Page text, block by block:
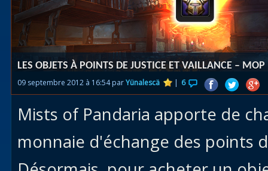
Races
alliées
des îles
LES OBJETS À POINTS DE JUSTICE ET VAILLANCE – MOP
09 septembre 2012 à 16:54 parYünalescä | 6
Mists of Pandaria apporte de
monnaie d'échange des points